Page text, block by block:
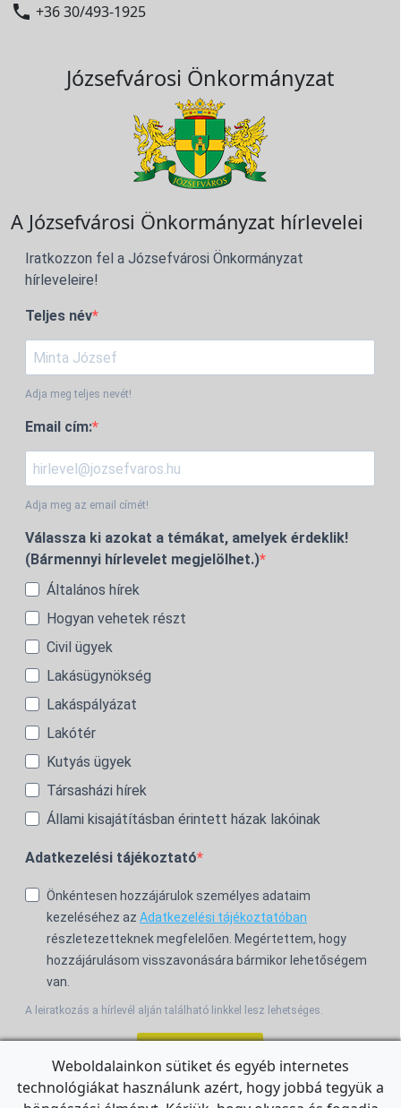
 +36 30/493-1925
Józsefvárosi Önkormányzat
A Józsefvárosi Önkormányzat hírlevelei
Iratkozzon fel a Józsefvárosi Önkormányzat
hírleveleire!
Teljes név
Adja meg teljes nevét!
Email cím:
Adja meg az email címét!
Válassza ki azokat a témákat, amelyek érdeklik!
(Bármennyi hírlevelet megjelölhet.)
Általános hírek
Hogyan vehetek részt
Civil ügyek
Lakásügynökség
Lakáspályázat
Lakótér
Kutyás ügyek
Társasházi hírek
Állami kisajátításban érintett házak lakóinak
Adatkezelési tájékoztató
Önkéntesen hozzájárulok személyes adataim
kezeléséhez az Adatkezelési tájékoztatóban
részletezetteknek megfelelően. Megértettem, hogy
hozzájárulásom visszavonására bármikor lehetőségem
van.
A leiratkozás a hírlevél alján található linkkel lesz lehetséges.
For the English Newsletter, clickHERE.
Weboldalainkon sütiket és egyéb internetes
technológiákat használunk azért, hogy jobbá tegyük a